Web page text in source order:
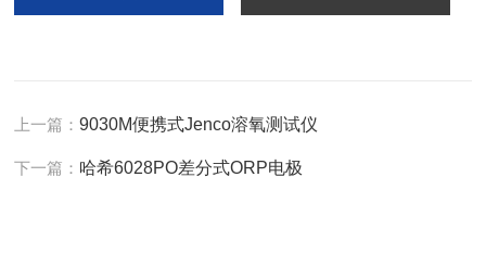
上一篇：9030M便携式Jenco溶氧测试仪
下一篇： 哈希6028PO差分式ORP电极